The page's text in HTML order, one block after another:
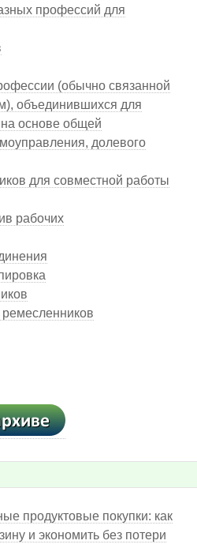
профессий для
(обычно связанной
объединившихся для
основе общей
долевого
для совместной работы
рабочих
ремесленников
продуктовые покупки: как
и экономить без потери